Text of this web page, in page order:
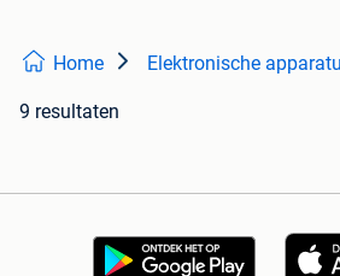
Home Elektronische
9 resultaten